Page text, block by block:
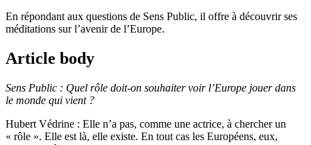
En répondant aux questions de Sens Public, il offre à découvrir ses
méditations sur l’avenir de l’Europe.
Article body
Sens Public : Quel rôle doit-on souhaiter voir l’Europe jouer dans
le monde qui vient ?
Hubert Védrine : Elle n’a pas, comme une actrice, à chercher un
« rôle ». Elle est là, elle existe. En tout cas les Européens, eux,